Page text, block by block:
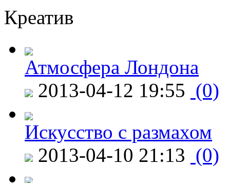
Креатив
Атмосфера Лондона
2013-04-12 19:55 (0)
Искусство с размахом
2013-04-10 21:13 (0)